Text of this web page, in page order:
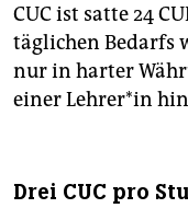
CUC ist satte 24
täglichen Bedarfs
nur in harter
einer Lehrer*in
Drei CUC pro